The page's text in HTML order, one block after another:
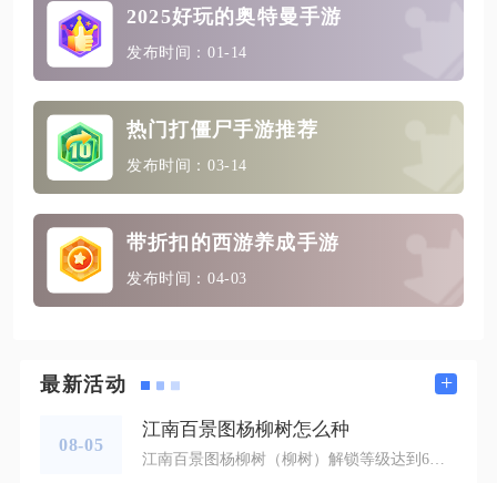
2025好玩的奥特曼手游
发布时间：01-14
热门打僵尸手游推荐
发布时间：03-14
带折扣的西游养成手游
发布时间：04-03
最新活动 +
08-05
江南百景图杨柳树怎么种